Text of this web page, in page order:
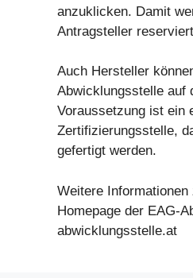
anzuklicken. Damit
Antragsteller
Auch Hersteller
Abwicklungsstelle auf
Voraussetzung ist ein
Zertifizierungsstelle,
gefertigt werden.
Weitere Informationen
Homepage der EAG-
abwicklungsstelle.at